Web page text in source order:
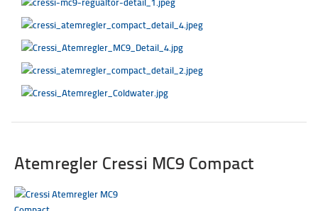
Atemregler Cressi MC9 Compact